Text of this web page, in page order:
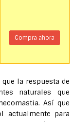
Compra ahora
la respuesta de
naturales que
Así que
actualmente para